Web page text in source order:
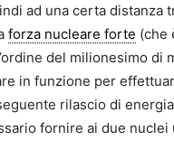
ad una certa distanza
forza nucleare forte (che
del milionesimo di
in funzione per
rilascio di
fornire ai due nuclei